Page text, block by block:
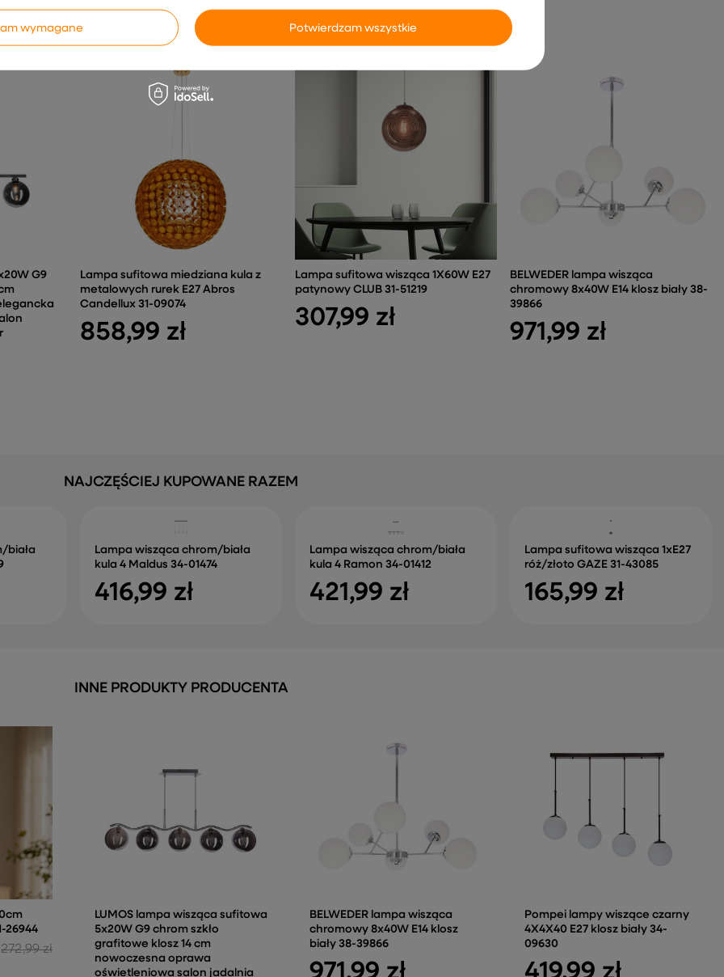
POWIĄZANE PRODUKTY
G9
Lampa sufitowa miedziana kula z
metalowych rurek E27 Abros
Candellux 31-09074
858,99 zł
Lampa sufitowa wisząca 1X60W E27
patynowy CLUB 31-51219
307,99 zł
BELWEDER lampa wisząca
chromowy 8x40W E14 klosz biały 38-
39866
971,99 zł
NAJCZĘŚCIEJ KUPOWANE RAZEM
biała
Lampa wisząca chrom/biała
kula 4 Maldus 34-01474
416,99 zł
Lampa wisząca chrom/biała
kula 4 Ramon 34-01412
421,99 zł
Lampa sufitowa wisząca 1xE27
róż/złoto GAZE 31-43085
165,99 zł
INNE PRODUKTY PRODUCENTA
26944
272,99 zł
LUMOS lampa wisząca sufitowa
5x20W G9 chrom szkło
grafitowe klosz 14 cm
nowoczesna oprawa
oświetleniowa salon jadalnia
BELWEDER lampa wisząca
chromowy 8x40W E14 klosz
biały 38-39866
Pompei lampy wiszące czarny
4X4X40 E27 klosz biały 34-
09630
wymagane Potwierdzam wszystkie